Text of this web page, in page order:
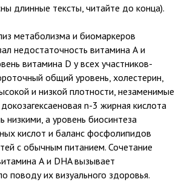
длинные тексты, читайте до конца).
метаболизма и биомаркеров
недостаточность витамина А и
витамина D у всех участников-
общий уровень, холестерин,
и низкой плотности, незаменимые
n-3 жирная кислота
низкими, а уровень биосинтеза
кислот и баланс фосфолипидов
с обычным питанием. Сочетание
А и DHA вызывает
поводу их визуального здоровья.